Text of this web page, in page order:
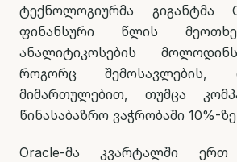
ტექნოლოგიურმა გიგანტმა
ფინანსური წლის
ანალიტიკოსების
როგორც შემოსავლების,
მიმართულებით, თუმცა
წინასაბაზრო ვაჭრობაში 10%-
Oracle-მა კვარტალში ერთ